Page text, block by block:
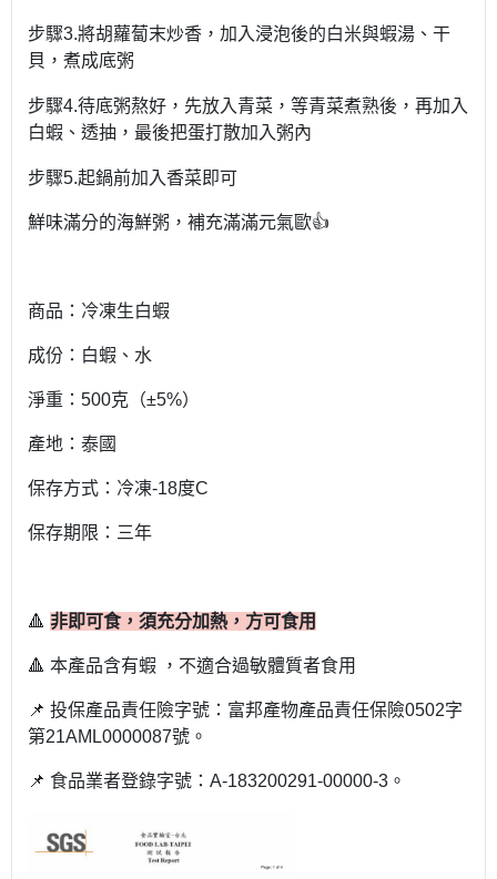
步驟3.將胡蘿蔔末炒香，加入浸泡後的白米與蝦湯、干
貝，煮成底粥
步驟4.待底粥熬好，先放入青菜，等青菜煮熟後，再加入
白蝦、透抽，最後把蛋打散加入粥內
步驟5.起鍋前加入香菜即可
鮮味滿分的海鮮粥，補充滿滿元氣歐👍
商品：冷凍生白蝦
成份：白蝦、水
淨重：500克（±5%）
產地：泰國
保存方式：冷凍-18度C
保存期限：三年
🔺 非即可食，須充分加熱，方可食用
🔺 本產品含有蝦 ，不適合過敏體質者食用
📌 投保產品責任險字號：富邦產物產品責任保險0502字
第21AML0000087號。
📌 食品業者登錄字號：A-183200291-00000-3。